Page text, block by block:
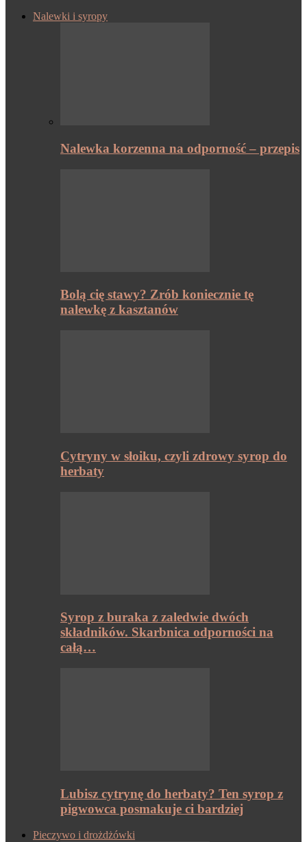
Nalewki i syropy
Nalewka korzenna na odporność – przepis
Bolą cię stawy? Zrób koniecznie tę
nalewkę z kasztanów
Cytryny w słoiku, czyli zdrowy syrop do
herbaty
Syrop z buraka z zaledwie dwóch
składników. Skarbnica odporności na
całą…
Lubisz cytrynę do herbaty? Ten syrop z
pigwowca posmakuje ci bardziej
Pieczywo i drożdżówki